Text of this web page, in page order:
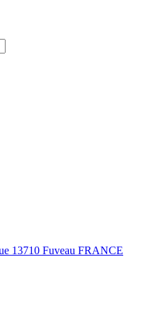
13710 Fuveau FRANCE